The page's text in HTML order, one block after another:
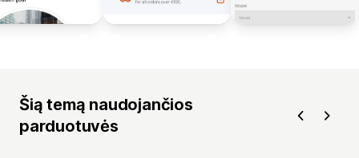
Šią temą naudojančios
parduotuvės